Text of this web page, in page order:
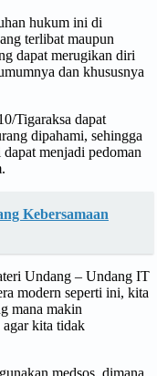
hukum ini di
terlibat maupun
dapat merugikan diri
dan khususnya
Tigaraksa dapat
dipahami, sehingga
menjadi pedoman
Kebersamaan
Undang – Undang IT
modern seperti ini, kita
mana makin
kita tidak
medsos, dimana